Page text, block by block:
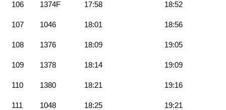
106 1374F 17:58 18:52
107 1046 18:01 18:56
108 1376 18:09 19:05
109 1378 18:14 19:09
110 1380 18:21 19:16
111 1048 18:25 19:21